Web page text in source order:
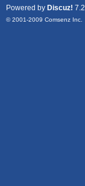
Powered by Discuz! 7.2
© 2001-2009 Comsenz Inc.